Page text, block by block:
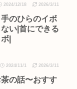
2024/12/18 2026/3/11
手のひらのイボ
い|首にできる
|
2024/11/1 2026/3/11
の話〜おすす